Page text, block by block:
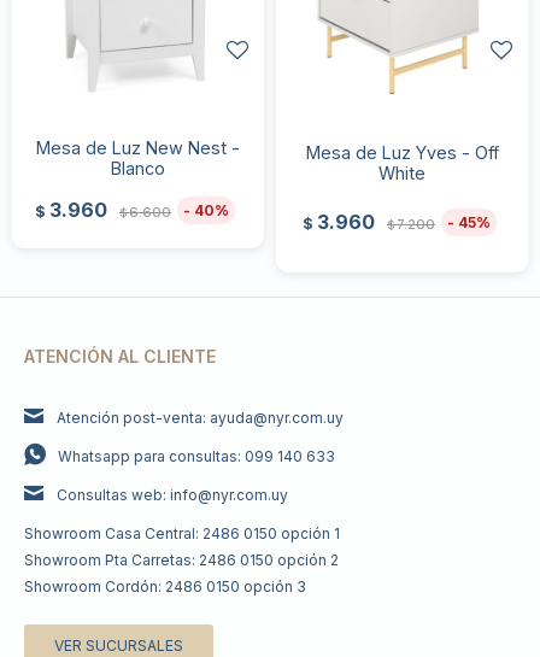
Mesa de Luz New Nest -
Blanco
$ 3.960 $6.600 40
Mesa de Luz Yves - Off
White
$ 3.960 $7.200 45
ATENCIÓN AL CLIENTE
Atención post-venta: ayuda@nyr.com.uy
Whatsapp para consultas: 099 140 633
Consultas web: info@nyr.com.uy
Showroom Casa Central: 2486 0150 opción 1
Showroom Pta Carretas: 2486 0150 opción 2
Showroom Cordón: 2486 0150 opción 3
VER SUCURSALES